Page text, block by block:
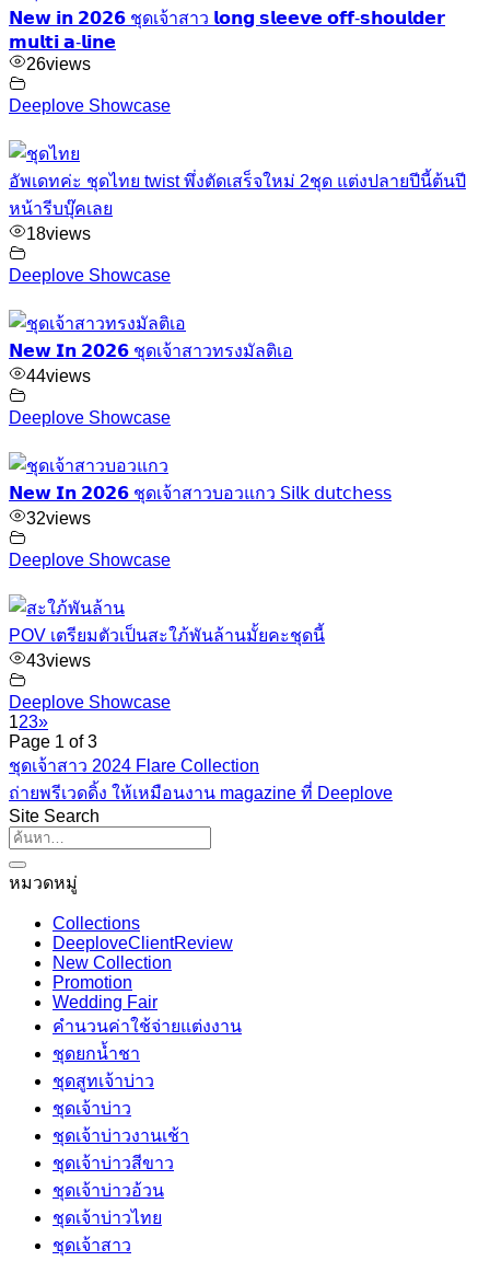
𝗡𝗲𝘄 𝗶𝗻 𝟮𝟬𝟮𝟲 ชุดเจ้าสาว 𝗹𝗼𝗻𝗴 𝘀𝗹𝗲𝗲𝘃𝗲 𝗼𝗳𝗳-𝘀𝗵𝗼𝘂𝗹𝗱𝗲𝗿
𝗺𝘂𝗹𝘁𝗶 𝗮-𝗹𝗶𝗻𝗲
26views
Deeplove Showcase
อัพเดทค่ะ ชุดไทย twist พึ่งตัดเสร็จใหม่ 2ชุด แต่งปลายปีนี้ต้นปี
หน้ารีบบุ๊คเลย
18views
Deeplove Showcase
𝗡𝗲𝘄 𝗜𝗻 𝟮𝟬𝟮𝟲 ชุดเจ้าสาวทรงมัลติเอ
44views
Deeplove Showcase
𝗡𝗲𝘄 𝗜𝗻 𝟮𝟬𝟮𝟲 ชุดเจ้าสาวบอวแกว 𝖲𝗂𝗅𝗄 𝖽𝗎𝗍𝖼𝗁𝖾𝗌𝗌
32views
Deeplove Showcase
POV เตรียมตัวเป็นสะใภ้พันล้านมั้ยคะชุดนี้
43views
Deeplove Showcase
123»
Page 1 of 3
ชุดเจ้าสาว 2024 Flare Collection
ถ่ายพรีเวดดิ้ง ให้เหมือนงาน magazine ที่ Deeplove
Site Search
หมวดหมู่
Collections
DeeploveClientReview
New Collection
Promotion
Wedding Fair
คำนวนค่าใช้จ่ายแต่งงาน
ชุดยกน้ำชา
ชุดสูทเจ้าบ่าว
ชุดเจ้าบ่าว
ชุดเจ้าบ่าวงานเช้า
ชุดเจ้าบ่าวสีขาว
ชุดเจ้าบ่าวอ้วน
ชุดเจ้าบ่าวไทย
ชุดเจ้าสาว